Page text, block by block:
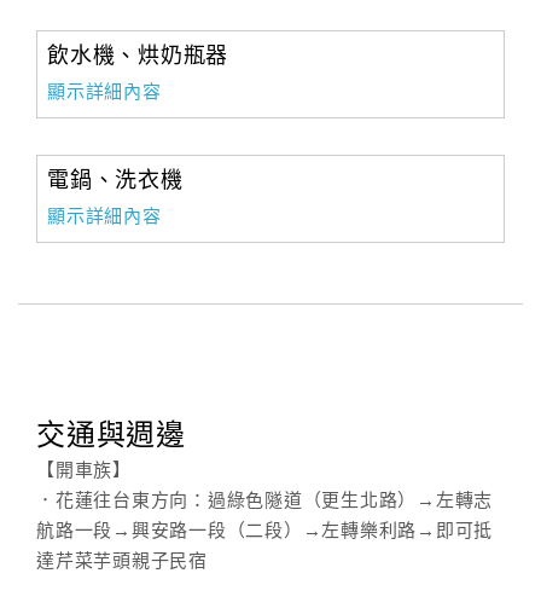
飲水機、烘奶瓶器
顯示詳細內容
電鍋、洗衣機
顯示詳細內容
交通與週邊
【開車族】
．花蓮往台東方向：過綠色隧道（更生北路）→左轉志
航路一段→興安路一段（二段）→左轉樂利路→即可抵
達芹菜芋頭親子民宿